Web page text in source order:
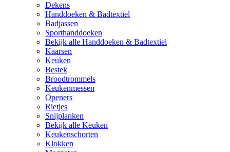
Dekens
Handdoeken & Badtextiel
Badjassen
Sporthanddoeken
Bekijk alle Handdoeken & Badtextiel
Kaarsen
Keuken
Bestek
Broodtrommels
Keukenmessen
Openers
Rietjes
Snijplanken
Bekijk alle Keuken
Keukenschorten
Klokken